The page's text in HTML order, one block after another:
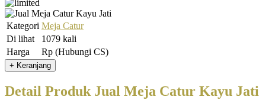
Kategori Meja Catur
Di lihat
1079 kali
Harga
Rp (Hubungi CS)
Detail Produk Jual Meja Catur Kayu Jati